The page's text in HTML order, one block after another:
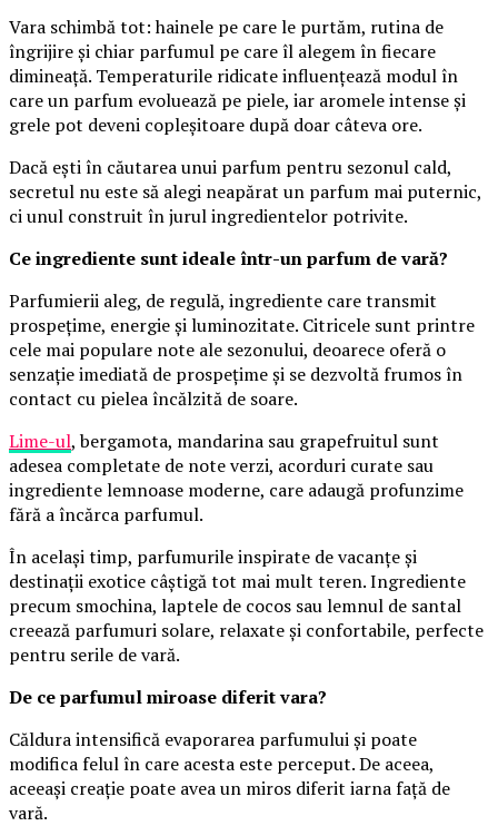
Vara schimbă tot: hainele pe care le purtăm, rutina de
îngrijire și chiar parfumul pe care îl alegem în fiecare
dimineață. Temperaturile ridicate influențează modul în
care un parfum evoluează pe piele, iar aromele intense și
grele pot deveni copleșitoare după doar câteva ore.
Dacă ești în căutarea unui parfum pentru sezonul cald,
secretul nu este să alegi neapărat un parfum mai puternic,
ci unul construit în jurul ingredientelor potrivite.
Ce ingrediente sunt ideale într-un parfum de vară?
Parfumierii aleg, de regulă, ingrediente care transmit
prospețime, energie și luminozitate. Citricele sunt printre
cele mai populare note ale sezonului, deoarece oferă o
senzație imediată de prospețime și se dezvoltă frumos în
contact cu pielea încălzită de soare.
Lime-ul, bergamota, mandarina sau grapefruitul sunt
adesea completate de note verzi, acorduri curate sau
ingrediente lemnoase moderne, care adaugă profunzime
fără a încărca parfumul.
În același timp, parfumurile inspirate de vacanțe și
destinații exotice câștigă tot mai mult teren. Ingrediente
precum smochina, laptele de cocos sau lemnul de santal
creează parfumuri solare, relaxate și confortabile, perfecte
pentru serile de vară.
De ce parfumul miroase diferit vara?
Căldura intensifică evaporarea parfumului și poate
modifica felul în care acesta este perceput. De aceea,
aceeași creație poate avea un miros diferit iarna față de
vară.